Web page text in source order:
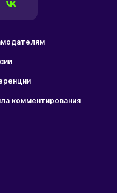
комментирования